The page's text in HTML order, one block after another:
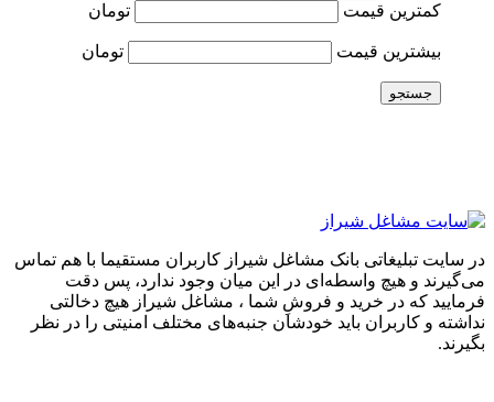
کمترین قیمت
تومان
بیشترین قیمت تومان
جستجو
در سایت تبلیغاتی بانک مشاغل شیراز کاربران مستقیما با هم تماس
می‌گیرند و هیچ واسطه‌ای در این میان وجود ندارد، پس دقت
فرمایید که در خرید و فروشِ شما ، مشاغل شیراز هیچ دخالتی
نداشته و کاربران باید خودشان جنبه‌های مختلف امنیتی را در نظر
بگیرند.